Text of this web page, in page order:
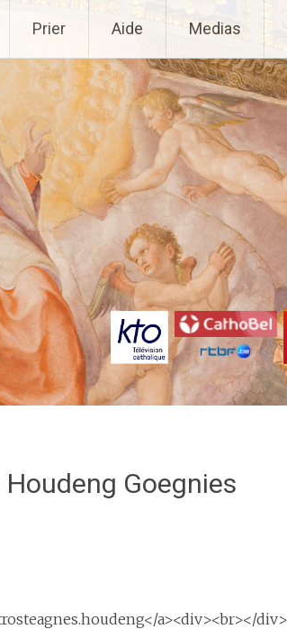
Prier Aide Medias
Goegnies
a><div><br></div>